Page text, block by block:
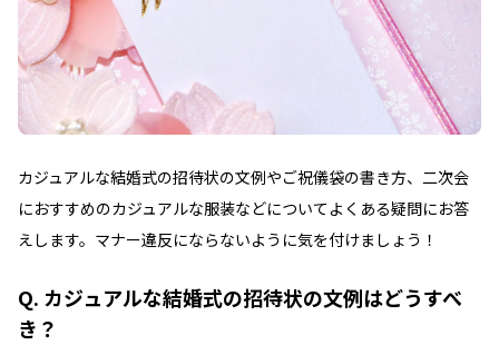
カジュアルな結婚式の招待状の文例やご祝儀袋の書き方、二次会
におすすめのカジュアルな服装などについてよくある疑問にお答
えします。マナー違反にならないように気を付けましょう！
Q. カジュアルな結婚式の招待状の文例はどうすべ
き？